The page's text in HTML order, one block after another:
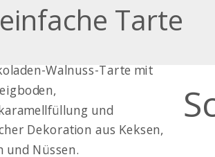
einfache Tarte